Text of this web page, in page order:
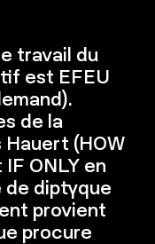
travail du
est EFEU
de la
(HOW
ONLY en
diptyque
provient
procure